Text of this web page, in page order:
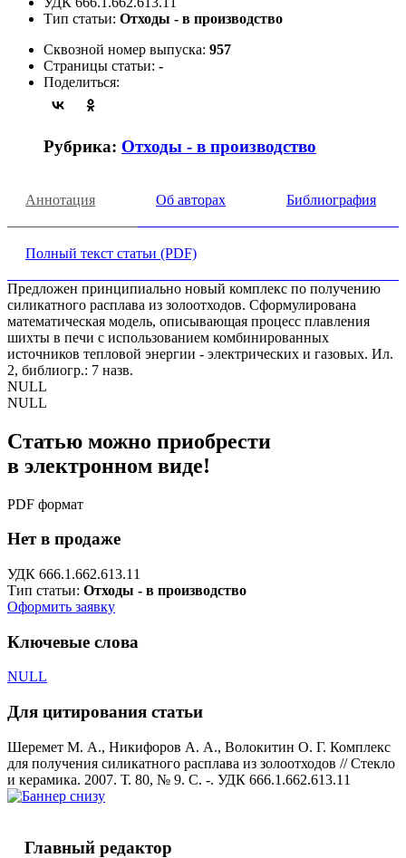
Тип статьи: Отходы - в производство
Сквозной номер выпуска: 957
Страницы статьи: -
Поделиться:
Рубрика: Отходы - в производство
Аннотация Об авторах Библиография
Полный текст статьи (PDF)
Предложен принципиально новый комплекс по получению
силикатного расплава из золоотходов. Сформулирована
математическая модель, описывающая процесс плавления
шихты в печи с использованием комбинированных
источников тепловой энергии - электрических и газовых. Ил.
2, библиогр.: 7 назв.
NULL
NULL
Статью можно приобрести
в электронном виде!
PDF формат
Нет в продаже
УДК 666.1.662.613.11
Тип статьи: Отходы - в производство
Оформить заявку
Ключевые слова
NULL
Для цитирования статьи
Шеремет М. А., Никифоров А. А., Волокитин О. Г. Комплекс
для получения силикатного расплава из золоотходов // Стекло
и керамика. 2007. Т. 80, № 9. С. -. УДК 666.1.662.613.11
Главный редактор